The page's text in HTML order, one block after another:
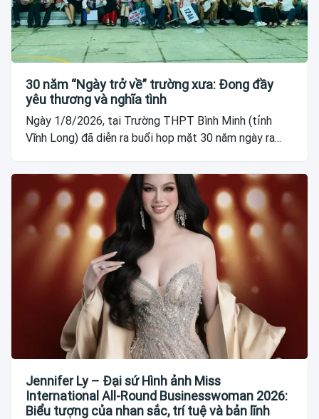
30 năm “Ngày trở về” trường xưa: Đong đầy
yêu thương và nghĩa tình
Ngày 1/8/2026, tại Trường THPT Bình Minh (tỉnh
Vĩnh Long) đã diễn ra buổi họp mặt 30 năm ngày ra...
Jennifer Ly – Đại sứ Hình ảnh Miss
International All-Round Businesswoman 2026:
Biểu tượng của nhan sắc, trí tuệ và bản lĩnh